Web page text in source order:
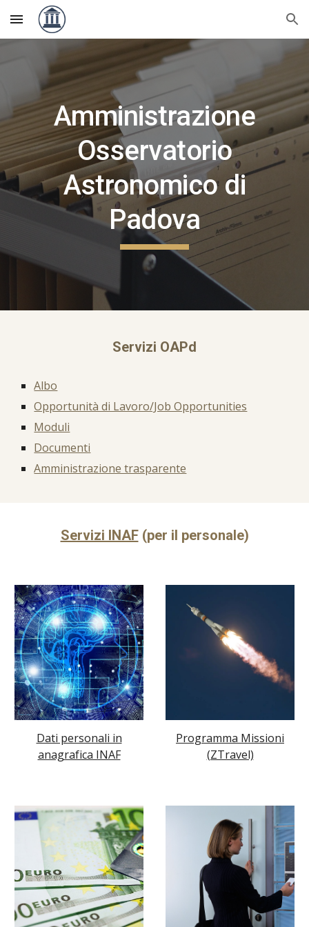
Skip to main content Skip to navigation
Amministrazione
Osservatorio
Astronomico di
Padova
Servizi OAPd
Albo
Opportunità di Lavoro/Job Opportunities
Moduli
Documenti
Amministrazione trasparente
Servizi INAF(per il personale)
Dati personali in
anagrafica INAF
Programma Missioni
(ZTravel)